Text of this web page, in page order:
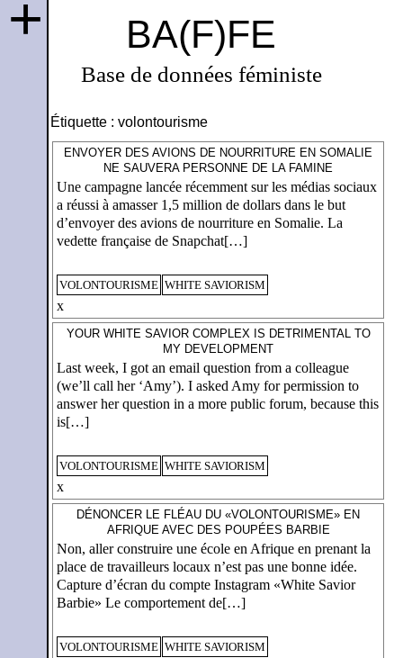
BA(F)FE
Base de données féministe
+
Étiquette : volontourisme
ENVOYER DES AVIONS DE NOURRITURE EN SOMALIE
NE SAUVERA PERSONNE DE LA FAMINE
Une campagne lancée récemment sur les médias sociaux
a réussi à amasser 1,5 million de dollars dans le but
d’envoyer des avions de nourriture en Somalie. La
vedette française de Snapchat[…]
VOLONTOURISME WHITE SAVIORISM
x
YOUR WHITE SAVIOR COMPLEX IS DETRIMENTAL TO
MY DEVELOPMENT
Last week, I got an email question from a colleague
(we’ll call her ‘Amy’). I asked Amy for permission to
answer her question in a more public forum, because this
is[…]
VOLONTOURISME WHITE SAVIORISM
x
DÉNONCER LE FLÉAU DU «VOLONTOURISME» EN
AFRIQUE AVEC DES POUPÉES BARBIE
Non, aller construire une école en Afrique en prenant la
place de travailleurs locaux n’est pas une bonne idée.
Capture d’écran du compte Instagram «White Savior
Barbie» Le comportement de[…]
VOLONTOURISME WHITE SAVIORISM